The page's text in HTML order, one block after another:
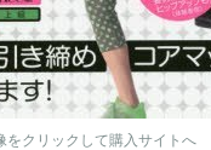
をクリックして購入サイトへ